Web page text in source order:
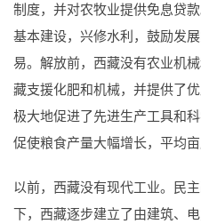
制度，并对农牧业提供免息贷
基本建设，兴修水利，鼓励发
易。解放前，西藏没有农业机
藏支援化肥和机械，并提供了
极大地促进了先进生产工具和
促使粮食产量大幅增长，平均
以前，西藏没有现代工业。民
下，西藏逐步建立了由建筑、